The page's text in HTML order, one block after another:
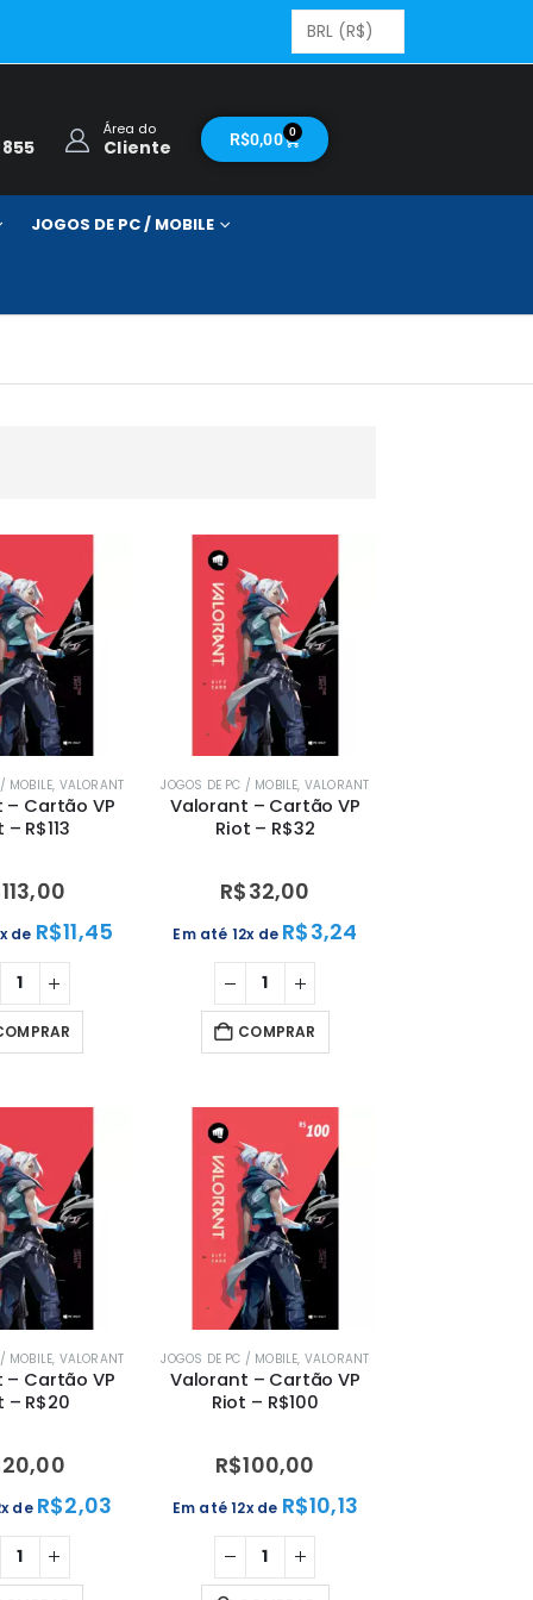
Área do
Cliente R$0,00 0
JOGOS DE PC / MOBILE
MOBILE, VALORANT
Cartão VP
– R$113
113,00
de R$11,45
JOGOS DE PC / MOBILE, VALORANT
Valorant – Cartão VP
Riot – R$32
R$32,00
Em até 12x de R$3,24
COMPRAR
MOBILE, VALORANT
Cartão VP
– R$20
20,00
de R$2,03
JOGOS DE PC / MOBILE, VALORANT
Valorant – Cartão VP
Riot – R$100
R$100,00
Em até 12x de R$10,13